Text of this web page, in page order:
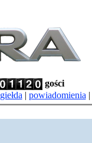
gości
giełda | powiadomienia |